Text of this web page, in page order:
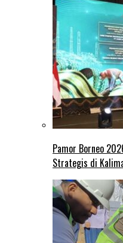
Pamor Borneo
Strategis di